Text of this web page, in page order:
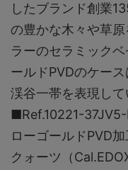
したブランド創業
の豊かな木々や草原
ラーのセラミック
ールドPVDのケー
渓谷一帯を表現して
■Ref.10221-37JV5-
ローゴールドPVD
クォーツ（